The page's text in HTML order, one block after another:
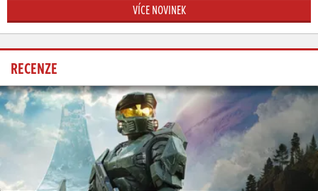
VÍCE NOVINEK
RECENZE